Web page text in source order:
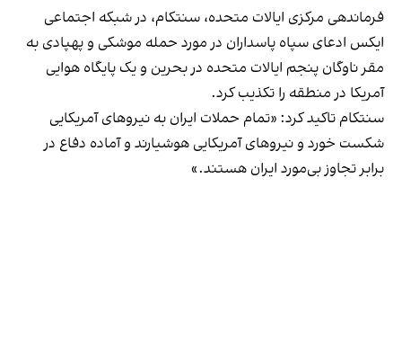
فرماندهی مرکزی ایالات متحده، سنتکام، در شبکه اجتماعی
ایکس ادعای سپاه پاسداران در مورد حمله موشکی و پهپادی به
مقر ناوگان پنجم ایالات متحده در بحرین و یک پایگاه هوایی
آمریکا در منطقه را تکذیب کرد.
سنتکام تاکید کرد: «تمام حملات ایران به نیروهای آمریکایی
شکست خورد و نیروهای آمریکایی هوشیارند و آماده دفاع در
برابر تجاوز بی‌مورد ایران هستند.»